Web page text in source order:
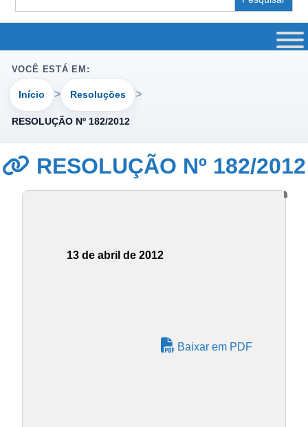
for:
VOCÊ ESTÁ EM:
Início Resoluções
RESOLUÇÃO Nº 182/2012
RESOLUÇÃO Nº 182/2012
13 de abril de 2012
Baixar em PDF